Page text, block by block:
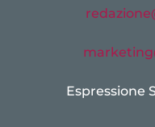
Espressione